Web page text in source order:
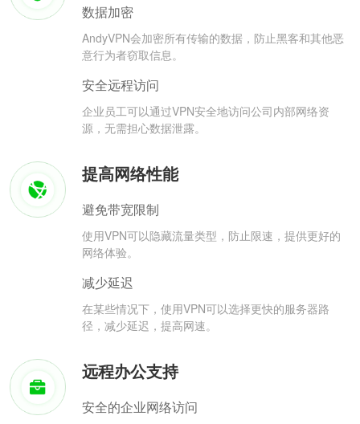
数据加密
AndyVPN会加密所有传输的数据，防止黑客和其他恶
意行为者窃取信息。
安全远程访问
企业员工可以通过VPN安全地访问公司内部网络资
源，无需担心数据泄露。
提高网络性能
避免带宽限制
使用VPN可以隐藏流量类型，防止限速，提供更好的
网络体验。
减少延迟
在某些情况下，使用VPN可以选择更快的服务器路
径，减少延迟，提高网速。
远程办公支持
安全的企业网络访问